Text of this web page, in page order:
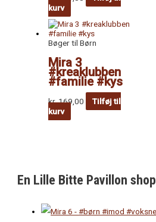
kurv
Bøger til Børn
Mira 3
#kreaklubben
#familie #kys
kr.169,00
Tilføj til
kurv
En Lille Bitte Pavillon shop